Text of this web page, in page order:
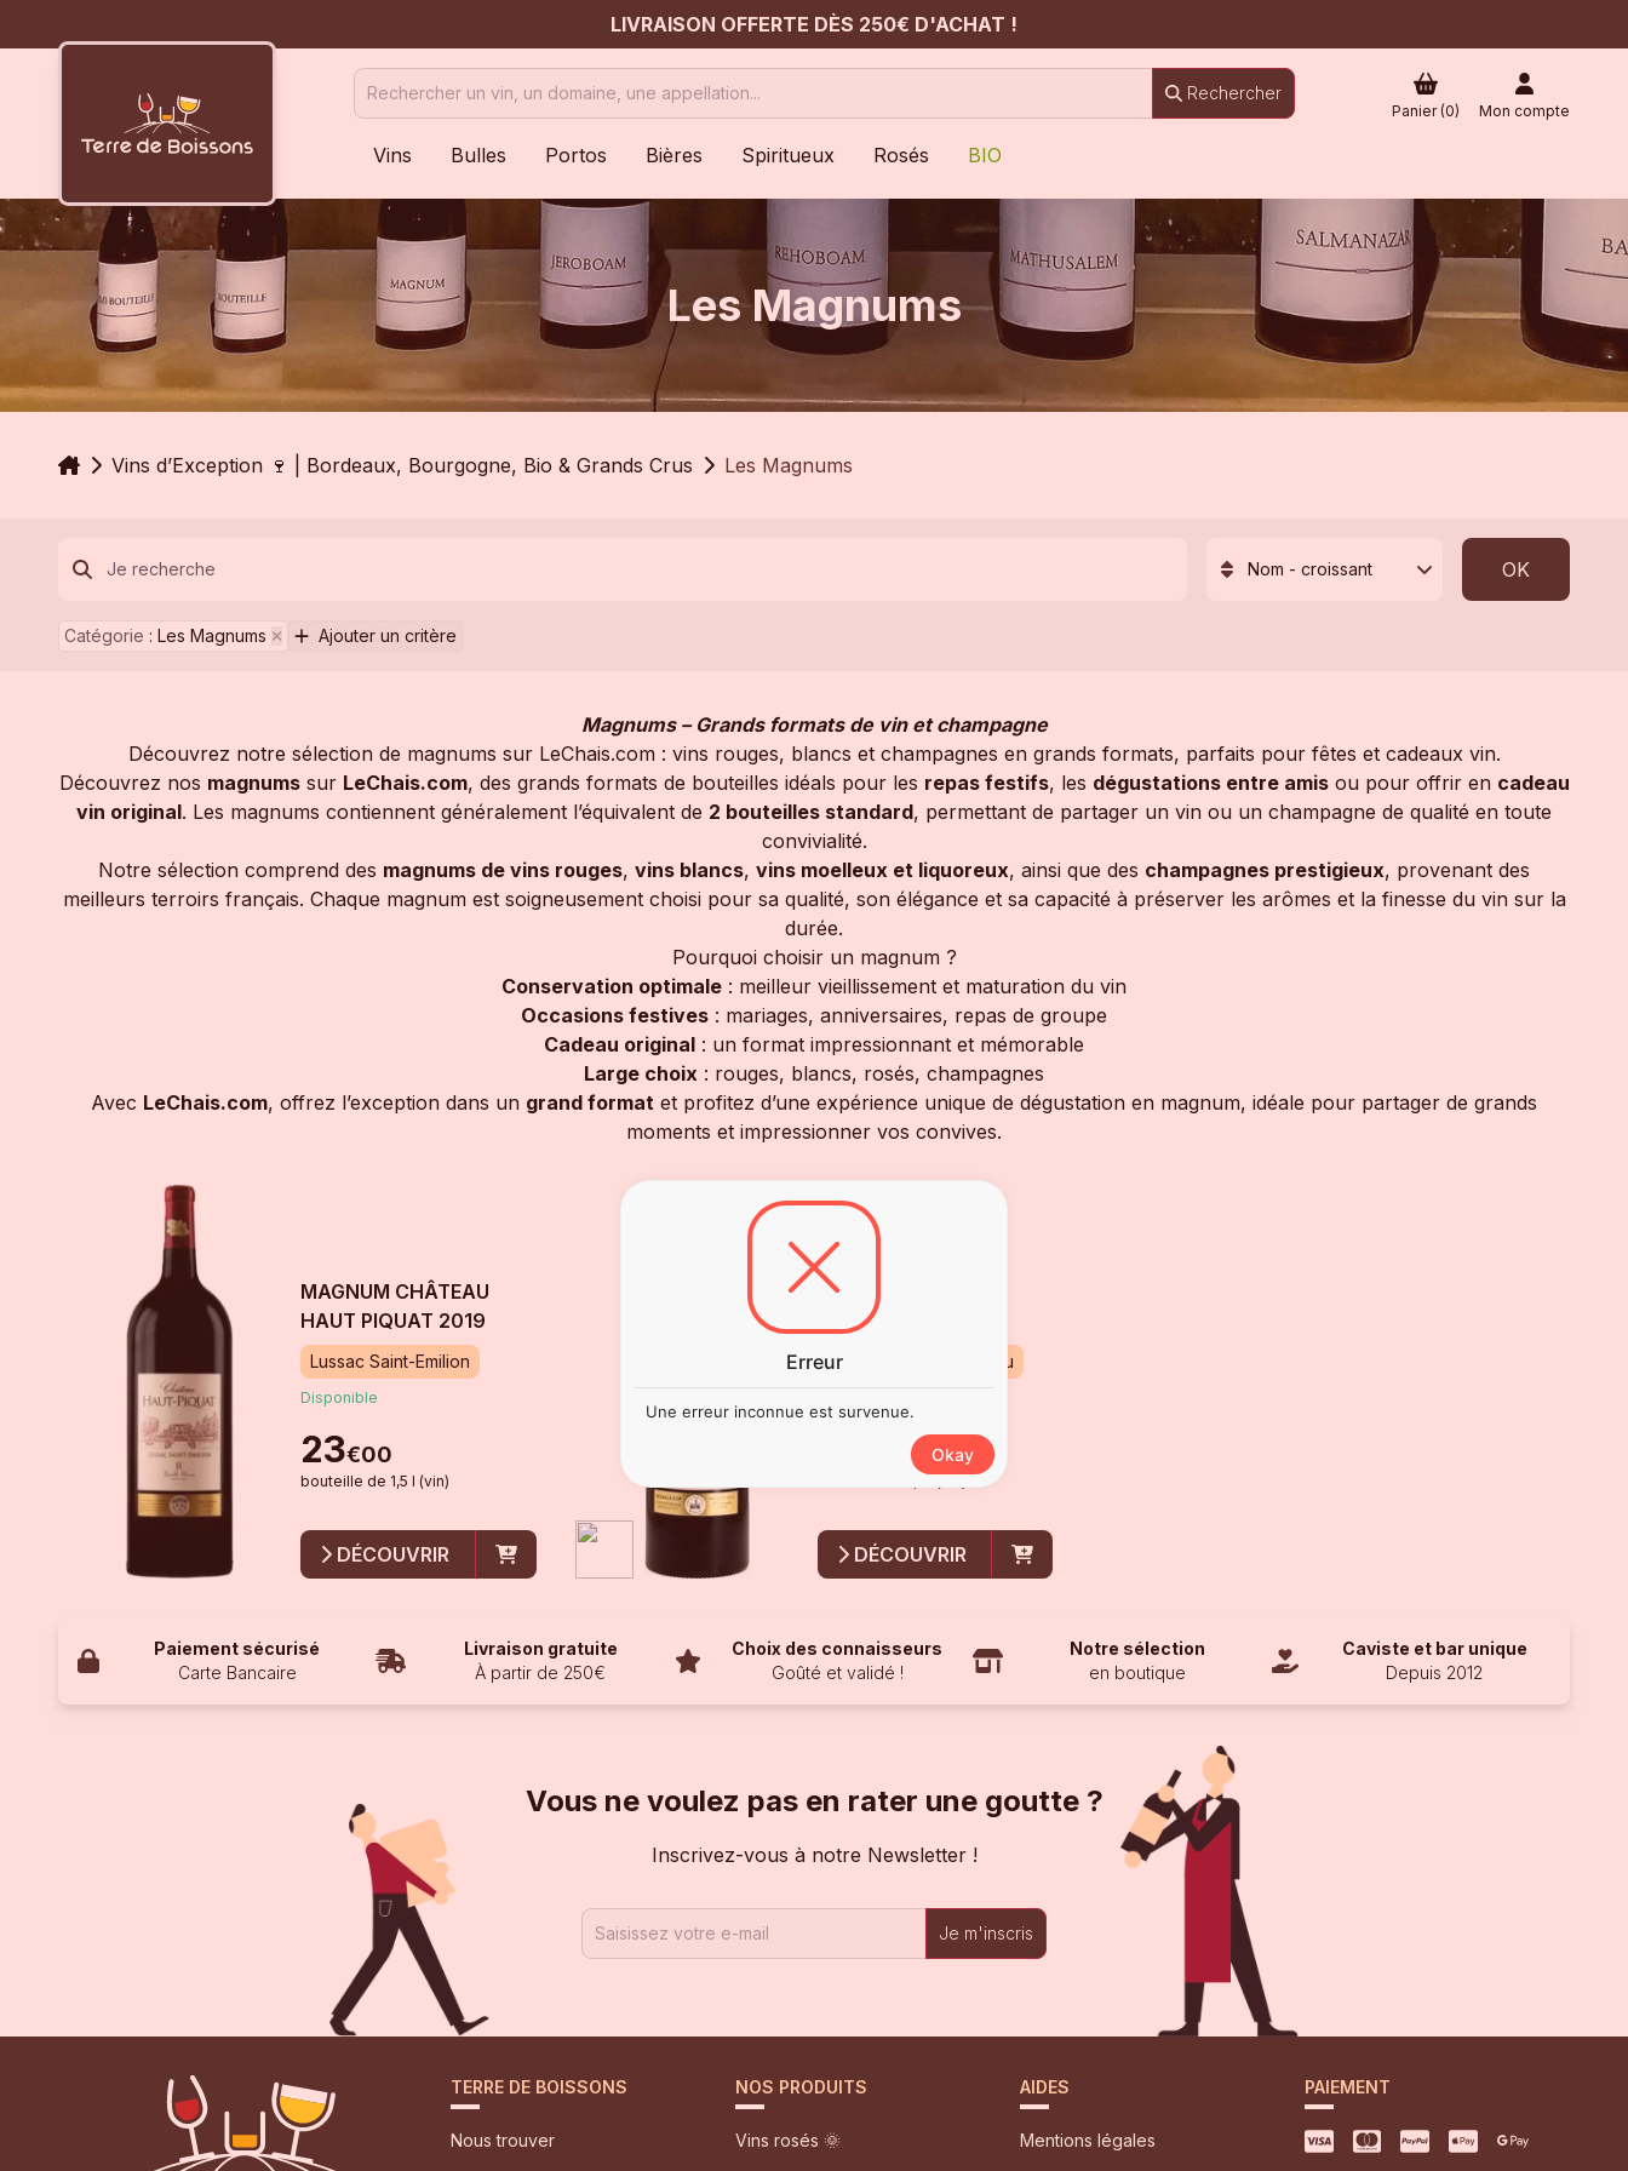
LIVRAISON OFFERTE DÈS 250€ D'ACHAT !
Rechercher
Panier (0) Mon compte
Vins Bulles Portos Bières Spiritueux Rosés BIO
Les Magnums
AccueilVins d’Exception 🍷 | Bordeaux, Bourgogne, Bio & Grands Crus Les Magnums
Nom - croissant OK
Catégorie : Les Magnums Ajouter un critère
Magnums – Grands formats de vin et champagne
Découvrez notre sélection de magnums sur LeChais.com : vins rouges, blancs et champagnes en grands formats, parfaits pour fêtes et cadeaux vin.
Découvrez nos magnumssur LeChais.com, des grands formats de bouteilles idéals pour les repas festifs, les dégustations entre amisou pour offrir en cadeau
vin original. Les magnums contiennent généralement l’équivalent de 2 bouteilles standard, permettant de partager un vin ou un champagne de qualité en toute
convivialité.
Notre sélection comprend des magnums de vins rouges, vins blancs, vins moelleux et liquoreux, ainsi que des champagnes prestigieux, provenant des
meilleurs terroirs français. Chaque magnum est soigneusement choisi pour sa qualité, son élégance et sa capacité à préserver les arômes et la finesse du vin sur la
durée.
Pourquoi choisir un magnum ?
Conservation optimale : meilleur vieillissement et maturation du vin
Occasions festives : mariages, anniversaires, repas de groupe
Cadeau original : un format impressionnant et mémorable
Large choix : rouges, blancs, rosés, champagnes
Avec LeChais.com, offrez l’exception dans un grand format et profitez d’une expérience unique de dégustation en magnum, idéale pour partager de grands
moments et impressionner vos convives.
MAGNUM CHÂTEAU
HAUT PIQUAT 2019
Lussac Saint-Emilion
Disponible
23€00
bouteille de 1,5 l (vin)
DÉCOUVRIR
MAGNUM CLOS DES
MENUTS
Saint-Emilion Grand Cru
DÉCOUVRIR
Paiement sécurisé
Carte Bancaire
Livraison gratuite
À partir de 250€
Choix des connaisseurs
Goûté et validé !
Notre sélection
en boutique
Caviste et bar unique
Depuis 2012
Vous ne voulez pas en rater une goutte ?
Inscrivez-vous à notre Newsletter !
Je m'inscris
TERRE DE BOISSONS
Nous trouver
NOS PRODUITS
Vins rosés 🌞
AIDES
Mentions légales
PAIEMENT
Erreur
Une erreur inconnue est survenue.
Okay